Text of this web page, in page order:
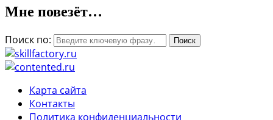
Мне повезёт…
Поиск по:
Карта сайта
Контакты
Политика конфиденциальности